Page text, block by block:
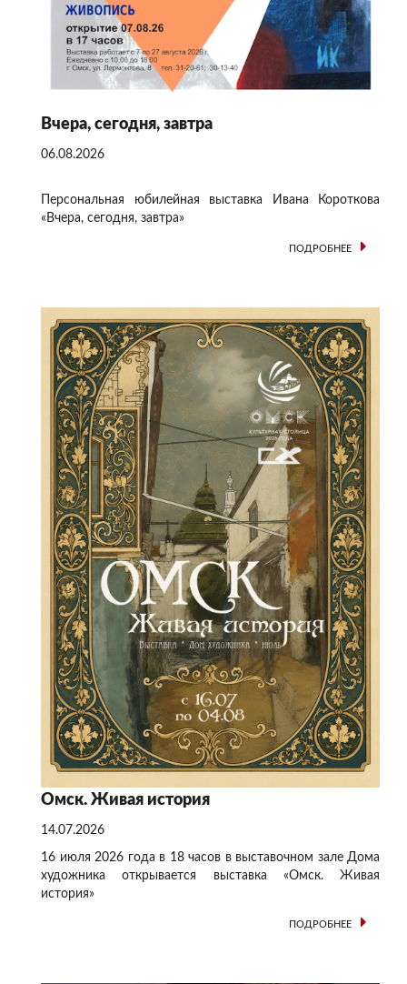
Вчера, сегодня, завтра
06.08.2026
Персональная юбилейная выставка Ивана Короткова
«Вчера, сегодня, завтра»
ПОДРОБНЕЕ
Омск. Живая история
14.07.2026
16 июля 2026 года в 18 часов в выставочном зале Дома
художника открывается выставка «Омск. Живая
история»
ПОДРОБНЕЕ